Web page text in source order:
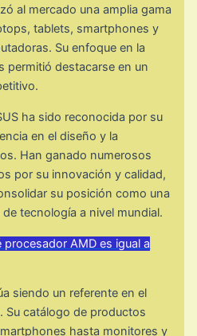
al mercado una amplia gama
tablets, smartphones y
Su enfoque en la
permitió destacarse en un
ha sido reconocida por su
en el diseño y la
Han ganado numerosos
por su innovación y calidad,
su posición como una
tecnología a nivel mundial.
procesador AMD es igual a
siendo un referente en el
Su catálogo de productos
hasta monitores y